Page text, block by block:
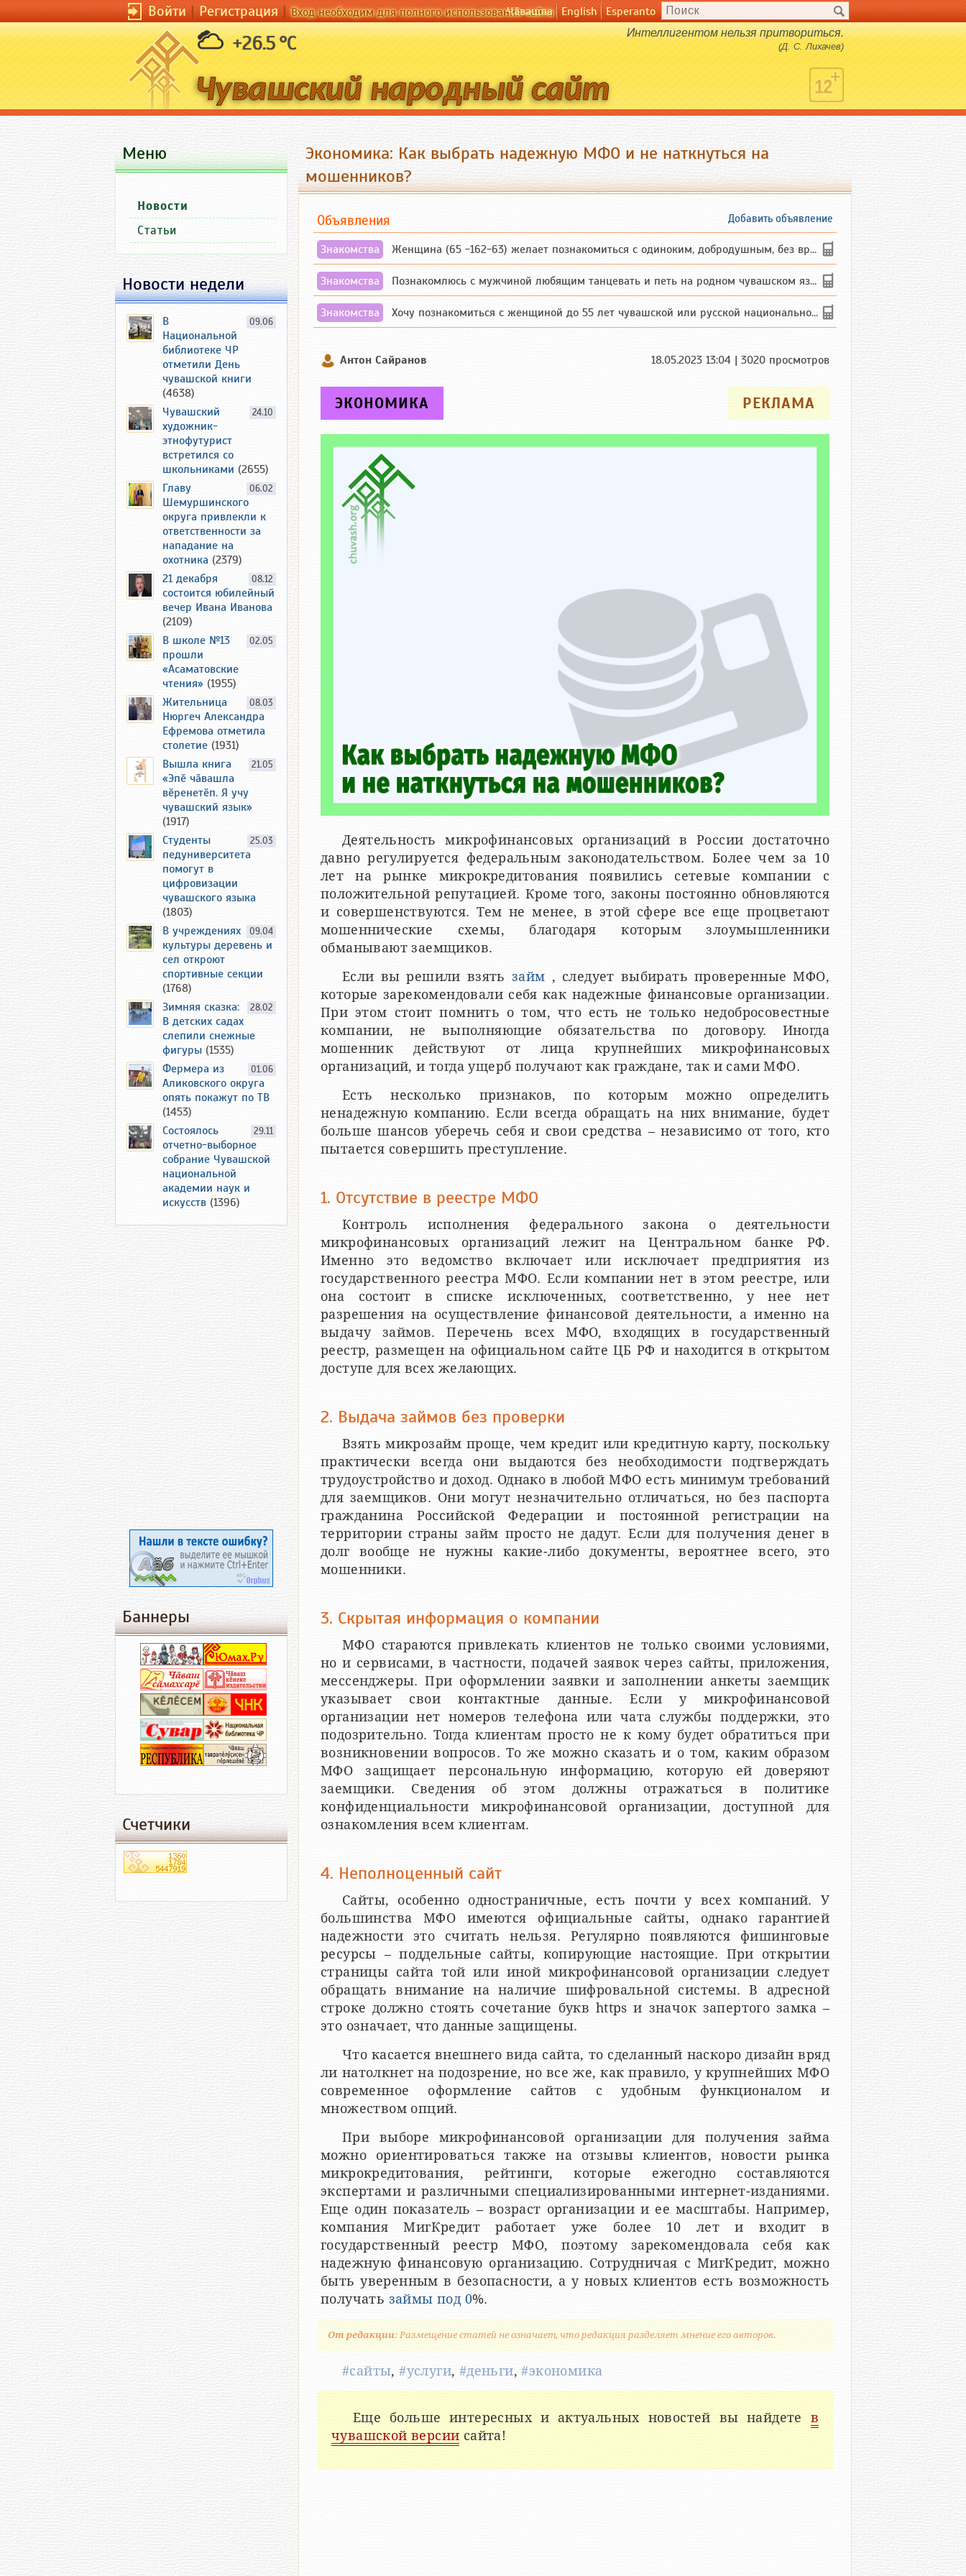
Войти|Регистрация|Вход необходим для полного использования сайта
Чӑвашла English Esperanto
+26.5 °C Интеллигентом нельзя притвориться.
(Д. С. Лихачев)
Экономика: Как выбрать надежную МФО и не наткнуться на
мошенников?
Добавить объявление
Объявления
Знакомства Женщина (65 -162-63) желает познакомиться с одиноким, добродушным, без вредных ...
Знакомства Познакомлюсь с мужчиной любящим танцевать и петь на родном чувашском языке
Знакомства Хочу познакомиться с женщиной до 55 лет чувашской или русской национальности дл...
Антон Сайранов 18.05.2023 13:04 | 3020 просмотров
РЕКЛАМА
ЭКОНОМИКА
Деятельность микрофинансовых организаций в России достаточно
давно регулируется федеральным законодательством. Более чем за 10
лет на рынке микрокредитования появились сетевые компании с
положительной репутацией. Кроме того, законы постоянно обновляются
и совершенствуются. Тем не менее, в этой сфере все еще процветают
мошеннические схемы, благодаря которым злоумышленники
обманывают заемщиков.
Если вы решили взять займ , следует выбирать проверенные МФО,
которые зарекомендовали себя как надежные финансовые организации.
При этом стоит помнить о том, что есть не только недобросовестные
компании, не выполняющие обязательства по договору. Иногда
мошенник действуют от лица крупнейших микрофинансовых
организаций, и тогда ущерб получают как граждане, так и сами МФО.
Есть несколько признаков, по которым можно определить
ненадежную компанию. Если всегда обращать на них внимание, будет
больше шансов уберечь себя и свои средства – независимо от того, кто
пытается совершить преступление.
1. Отсутствие в реестре МФО
Контроль исполнения федерального закона о деятельности
микрофинансовых организаций лежит на Центральном банке РФ.
Именно это ведомство включает или исключает предприятия из
государственного реестра МФО. Если компании нет в этом реестре, или
она состоит в списке исключенных, соответственно, у нее нет
разрешения на осуществление финансовой деятельности, а именно на
выдачу займов. Перечень всех МФО, входящих в государственный
реестр, размещен на официальном сайте ЦБ РФ и находится в открытом
доступе для всех желающих.
2. Выдача займов без проверки
Взять микрозайм проще, чем кредит или кредитную карту, поскольку
практически всегда они выдаются без необходимости подтверждать
трудоустройство и доход. Однако в любой МФО есть минимум требований
для заемщиков. Они могут незначительно отличаться, но без паспорта
гражданина Российской Федерации и постоянной регистрации на
территории страны займ просто не дадут. Если для получения денег в
долг вообще не нужны какие-либо документы, вероятнее всего, это
мошенники.
3. Скрытая информация о компании
МФО стараются привлекать клиентов не только своими условиями,
но и сервисами, в частности, подачей заявок через сайты, приложения,
мессенджеры. При оформлении заявки и заполнении анкеты заемщик
указывает свои контактные данные. Если у микрофинансовой
организации нет номеров телефона или чата службы поддержки, это
подозрительно. Тогда клиентам просто не к кому будет обратиться при
возникновении вопросов. То же можно сказать и о том, каким образом
МФО защищает персональную информацию, которую ей доверяют
заемщики. Сведения об этом должны отражаться в политике
конфиденциальности микрофинансовой организации, доступной для
ознакомления всем клиентам.
4. Неполноценный сайт
Сайты, особенно одностраничные, есть почти у всех компаний. У
большинства МФО имеются официальные сайты, однако гарантией
надежности это считать нельзя. Регулярно появляются фишинговые
ресурсы – поддельные сайты, копирующие настоящие. При открытии
страницы сайта той или иной микрофинансовой организации следует
обращать внимание на наличие шифровальной системы. В адресной
строке должно стоять сочетание букв https и значок запертого замка –
это означает, что данные защищены.
Что касается внешнего вида сайта, то сделанный наскоро дизайн вряд
ли натолкнет на подозрение, но все же, как правило, у крупнейших МФО
современное оформление сайтов с удобным функционалом и
множеством опций.
При выборе микрофинансовой организации для получения займа
можно ориентироваться также на отзывы клиентов, новости рынка
микрокредитования, рейтинги, которые ежегодно составляются
экспертами и различными специализированными интернет-изданиями.
Еще один показатель – возраст организации и ее масштабы. Например,
компания МигКредит работает уже более 10 лет и входит в
государственный реестр МФО, поэтому зарекомендовала себя как
надежную финансовую организацию. Сотрудничая с МигКредит, можно
быть уверенным в безопасности, а у новых клиентов есть возможность
получать займы под 0%.
От редакции: Размещение статей не означает, что редакция разделяет мнение его авторов.
#сайты,#услуги, #деньги,#экономика
Еще больше интересных и актуальных новостей вы найдете в
чувашской версии сайта!
Меню
Новости
Статьи
Новости недели
09.06
В
Национальной
библиотеке ЧР
отметили День
чувашской книги
(4638)
24.10
Чувашский
художник-
этнофутурист
встретился со
школьниками (2655)
06.02
Главу
Шемуршинского
округа привлекли к
ответственности за
нападание на
охотника (2379)
08.12
21 декабря
состоится юбилейный
вечер Ивана Иванова
(2109)
02.05
В школе №13
прошли
«Асаматовские
чтения» (1955)
08.03
Жительница
Нюргеч Александра
Ефремова отметила
столетие (1931)
21.05
Вышла книга
«Эпӗ чӑвашла
вӗренетӗп. Я учу
чувашский язык»
(1917)
25.03
Студенты
педуниверситета
помогут в
цифровизации
чувашского языка
(1803)
09.04
В учреждениях
культуры деревень и
сел откроют
спортивные секции
(1768)
28.02
Зимняя сказка:
В детских садах
слепили снежные
фигуры (1535)
01.06
Фермера из
Аликовского округа
опять покажут по ТВ
(1453)
29.11
Состоялось
отчетно-выборное
собрание Чувашской
национальной
академии наук и
искусств (1396)
Баннеры
Счетчики